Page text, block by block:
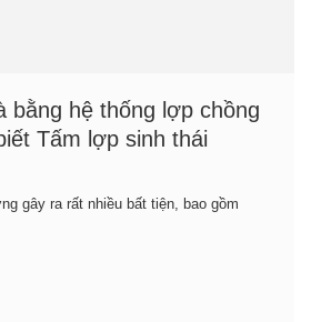
bằng hệ thống lợp chồng
Tấm lợp sinh thái
gây ra rất nhiều bất tiện, bao gồm